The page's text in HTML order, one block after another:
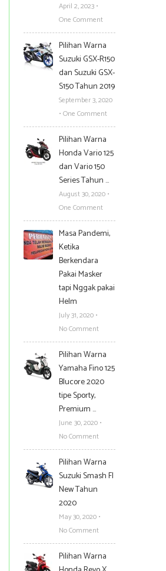
April 2, 2023 •
One Comment
Pilihan Warna
Suzuki GSX-R150
dan Suzuki GSX-
S150 Tahun 2019
September 3, 2020
• One Comment
Pilihan Warna
Honda Vario 125
dan Vario 150
Series Tahun …
August 30, 2020 •
One Comment
Masa Pandemi,
Ketika
Berkendara
Pakai Masker
tapi Nggak pakai
Helm
July 31, 2020 •
No Comment
Pilihan Warna
Yamaha Fino 125
Blucore 2020
tipe Sporty,
Premium …
June 30, 2020 •
No Comment
Pilihan Warna
Suzuki Smash FI
New Tahun
2020
May 30, 2020 •
No Comment
Pilihan Warna